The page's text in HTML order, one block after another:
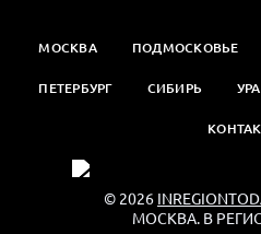
МОСКВА ПОДМОСКОВЬЕ
ПЕТЕРБУРГ СИБИРЬ
© 2026
МОСКВА. В